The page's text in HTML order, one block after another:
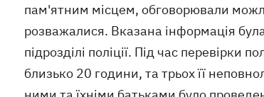
пам'ятним місцем, обговорювали
розважалися. Вказана інформація
підрозділі поліції. Під час
близько 20 години, та трьох її